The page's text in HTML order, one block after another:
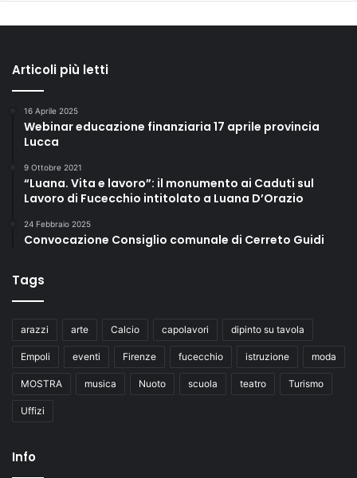
Articoli più letti
16 Aprile 2025
Webinar educazione finanziaria 17 aprile provincia
Lucca
9 Ottobre 2021
“Luana. Vita e lavoro”: il monumento ai Caduti sul
Lavoro di Fucecchio intitolato a Luana D’Orazio
24 Febbraio 2025
Convocazione Consiglio comunale di Cerreto Guidi
Tags
arazzi arte Calcio capolavori dipinto su tavola
Empoli eventi Firenze fucecchio istruzione moda
MOSTRA musica Nuoto scuola teatro Turismo
Uffizi
Info